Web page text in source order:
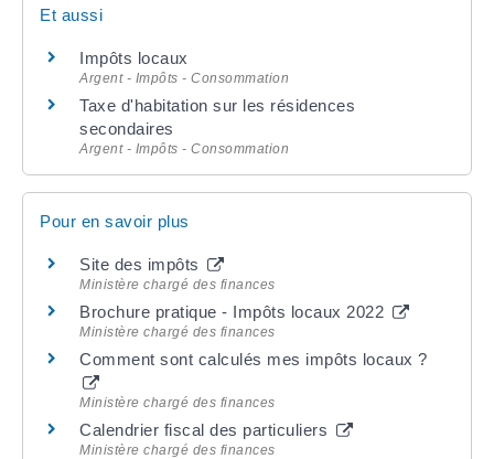
Et aussi
Impôts locaux
Argent - Impôts - Consommation
Taxe d'habitation sur les résidences
secondaires
Argent - Impôts - Consommation
Pour en savoir plus
Site des impôts
Ministère chargé des finances
Brochure pratique - Impôts locaux 2022
Ministère chargé des finances
Comment sont calculés mes impôts locaux ?
Ministère chargé des finances
Calendrier fiscal des particuliers
Ministère chargé des finances